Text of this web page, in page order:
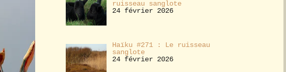
ruisseau sanglote
24 février 2026
Haïku #271 : Le ruisseau
sanglote
24 février 2026